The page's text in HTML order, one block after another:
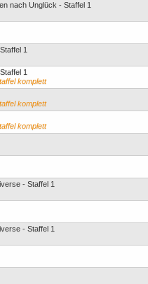
nach Unglück - Staffel 1
1
1
komplett
komplett
komplett
- Staffel 1
- Staffel 1